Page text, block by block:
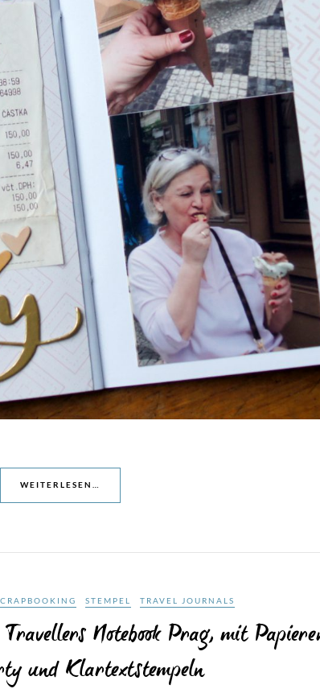
WEITERLESEN…
STEMPEL TRAVEL JOURNALS
Notebook Prag, mit
und Klartextstempeln